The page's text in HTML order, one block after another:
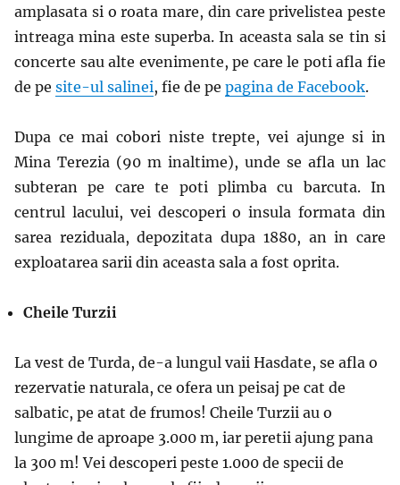
amplasata si o roata mare, din care privelistea peste
intreaga mina este superba. In aceasta sala se tin si
concerte sau alte evenimente, pe care le poti afla fie
de pe site-ul salinei, fie de pe pagina de Facebook.
Dupa ce mai cobori niste trepte, vei ajunge si in
Mina Terezia (90 m inaltime), unde se afla un lac
subteran pe care te poti plimba cu barcuta. In
centrul lacului, vei descoperi o insula formata din
sarea reziduala, depozitata dupa 1880, an in care
exploatarea sarii din aceasta sala a fost oprita.
Cheile Turzii
La vest de Turda, de-a lungul vaii Hasdate, se afla o
rezervatie naturala, ce ofera un peisaj pe cat de
salbatic, pe atat de frumos! Cheile Turzii au o
lungime de aproape 3.000 m, iar peretii ajung pana
la 300 m! Vei descoperi peste 1.000 de specii de